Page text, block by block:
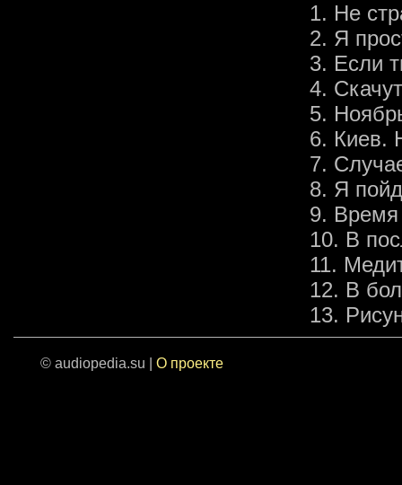
1. Не
2. Я
3. Если
4.
5.
6. Киев.
7.
8. Я
9.
10. В
11.
12. В
13.
© audiopedia.su | О проекте